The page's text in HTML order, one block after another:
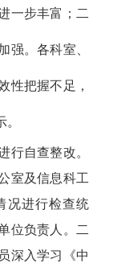
一步丰富；二
强。各科室、
性把握不足，
行自查整改。
室及信息科工
况进行检查统
位负责人。二
深入学习《中